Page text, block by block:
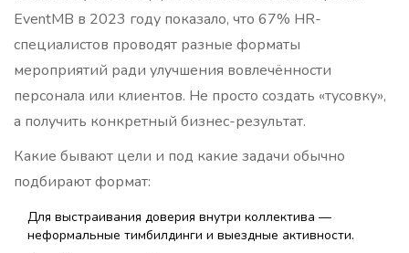
EventMB в 2023 году показало, что 67% HR-
специалистов проводят разные форматы
мероприятий ради улучшения вовлечённости
персонала или клиентов. Не просто создать «тусовку»,
а получить конкретный бизнес-результат.
Какие бывают цели и под какие задачи обычно
подбирают формат:
Для выстраивания доверия внутри коллектива —
неформальные тимбилдинги и выездные активности.